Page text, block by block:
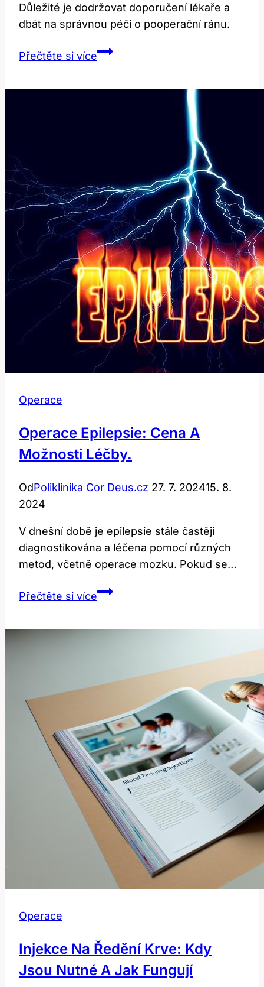
Důležité je dodržovat doporučení lékaře a
dbát na správnou péči o pooperační ránu.
Přečtěte si víceZotavení
Operace
Operace Epilepsie: Cena A
Možnosti Léčby.
OdPoliklinika Cor Deus.cz 27. 7. 202415. 8.
2024
V dnešní době je epilepsie stále častěji
diagnostikována a léčena pomocí různých
metod, včetně operace mozku. Pokud se…
Přečtěte si víceOperace
Operace
Injekce Na Ředění Krve: Kdy
Jsou Nutné A Jak Fungují